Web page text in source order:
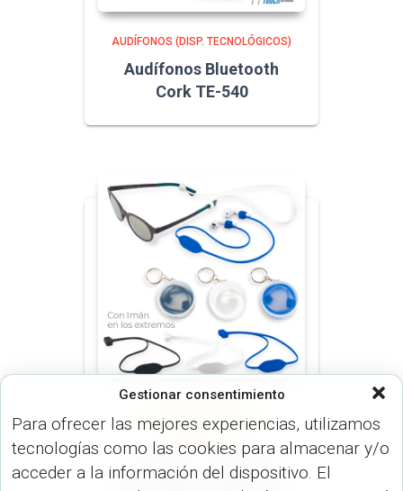
Gestionar consentimiento
Para ofrecer las mejores experiencias, utilizamos
tecnologías como las cookies para almacenar y/o
acceder a la información del dispositivo. El
AUDÍFONOS (DISP. TECNOLÓGICOS)
Audífonos Bluetooth
Cork TE-540
TECNOLÓGICOS) VARIOS (DISP.
TECNOLÓGICOS)
Accesorio en silicona
para gafas y audifonos